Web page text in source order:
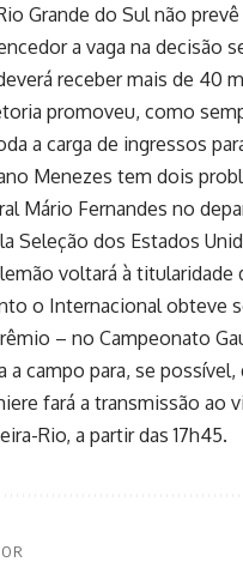
Grande do Sul não
a vaga na decisão
receber mais de 40
promoveu, como
a carga de ingressos
Menezes tem dois
Mário Fernandes no
Seleção dos Estados
voltará à
o Internacional obteve
– no Campeonato
a campo para, se
fará a transmissão
Rio, a partir das 17h45.